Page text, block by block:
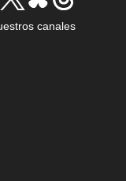
canales